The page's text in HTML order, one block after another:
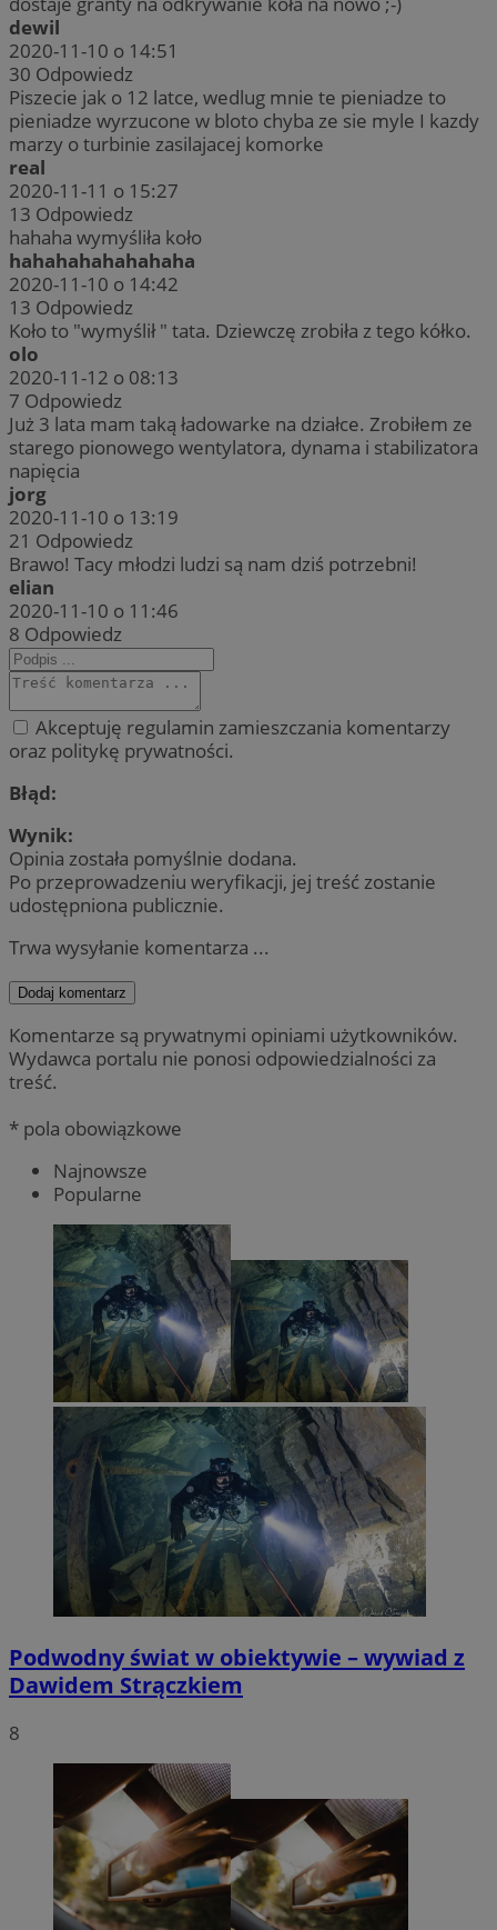
dewil
2020-11-10 o 14:51
30 Odpowiedz
Piszecie jak o 12 latce, wedlug mnie te pieniadze to
pieniadze wyrzucone w bloto chyba ze sie myle I kazdy
marzy o turbinie zasilajacej komorke
real
2020-11-11 o 15:27
13 Odpowiedz
hahaha wymyśliła koło
hahahahahahahaha
2020-11-10 o 14:42
13 Odpowiedz
Koło to "wymyślił " tata. Dziewczę zrobiła z tego kółko.
olo
2020-11-12 o 08:13
7 Odpowiedz
Już 3 lata mam taką ładowarke na działce. Zrobiłem ze
starego pionowego wentylatora, dynama i stabilizatora
napięcia
jorg
2020-11-10 o 13:19
21 Odpowiedz
Brawo! Tacy młodzi ludzi są nam dziś potrzebni!
elian
2020-11-10 o 11:46
8 Odpowiedz
Akceptuję regulamin zamieszczania komentarzy
oraz politykę prywatności.
Błąd:
Wynik:
Opinia została pomyślnie dodana.
Po przeprowadzeniu weryfikacji, jej treść zostanie
udostępniona publicznie.
Trwa wysyłanie komentarza ...
Dodaj komentarz
Komentarze są prywatnymi opiniami użytkowników.
Wydawca portalu nie ponosi odpowiedzialności za
treść.
* pola obowiązkowe
Najnowsze
Popularne
Podwodny świat w obiektywie – wywiad z
Dawidem Strączkiem
8